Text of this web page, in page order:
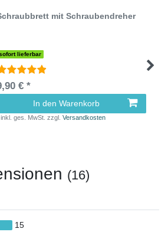
mit Schraubendreher
lieferbar
€ *
In den Warenkorb
inkl. ges. MwSt. zzgl.Versandkosten
(16)
15